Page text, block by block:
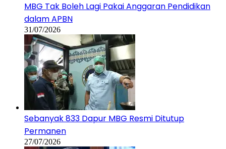
MBG Tak Boleh Lagi Pakai Anggaran Pendidikan
dalam APBN
31/07/2026
Sebanyak 833 Dapur MBG Resmi Ditutup
Permanen
27/07/2026